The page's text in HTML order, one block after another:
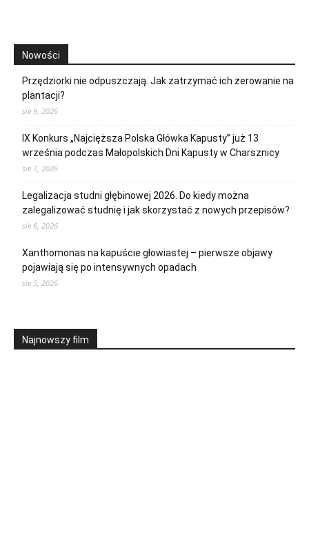
Nowości
Przędziorki nie odpuszczają. Jak zatrzymać ich żerowanie na
plantacji?
sie 9, 2026
IX Konkurs „Najcięższa Polska Główka Kapusty” już 13
września podczas Małopolskich Dni Kapusty w Charsznicy
sie 7, 2026
Legalizacja studni głębinowej 2026. Do kiedy można
zalegalizować studnię i jak skorzystać z nowych przepisów?
sie 6, 2026
Xanthomonas na kapuście głowiastej – pierwsze objawy
pojawiają się po intensywnych opadach
sie 5, 2026
Najnowszy film